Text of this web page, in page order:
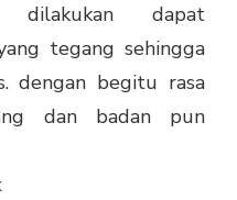
dilakukan dapat
tegang sehingga
dengan begitu rasa
dan badan pun